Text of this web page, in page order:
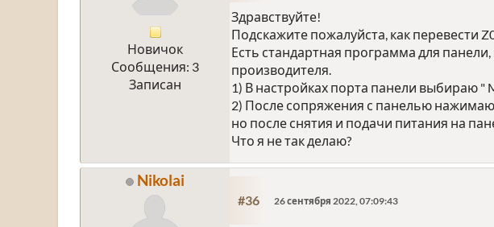
Новичок
Сообщения: 3
Записан
Здравствуйте!
Подскажите пожалуйста, как перевести
Есть стандартная программа для
производителя.
1) В настройках порта панели выбираю "
2) После сопряжения с панелью
но после снятия и подачи питания на
Что я не так делаю?
Nikolai
#36 26 сентября 2022, 07:09:43